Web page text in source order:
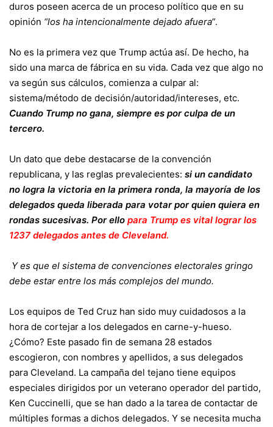
duros poseen acerca de un proceso político que en su
opinión “los ha intencionalmente dejado afuera”.
No es la primera vez que Trump actúa así. De hecho, ha
sido una marca de fábrica en su vida. Cada vez que algo no
va según sus cálculos, comienza a culpar al:
sistema/método de decisión/autoridad/intereses, etc.
Cuando Trump no gana, siempre es por culpa de un
tercero.
Un dato que debe destacarse de la convención
republicana, y las reglas prevalecientes: si un candidato
no logra la victoria en la primera ronda, la mayoría de los
delegados queda liberada para votar por quien quiera en
rondas sucesivas. Por ello para Trump es vital lograr los
1237 delegados antes de Cleveland.
Y es que el sistema de convenciones electorales gringo
debe estar entre los más complejos del mundo.
Los equipos de Ted Cruz han sido muy cuidadosos a la
hora de cortejar a los delegados en carne-y-hueso.
¿Cómo? Este pasado fin de semana 28 estados
escogieron, con nombres y apellidos, a sus delegados
para Cleveland. La campaña del tejano tiene equipos
especiales dirigidos por un veterano operador del partido,
Ken Cuccinelli, que se han dado a la tarea de contactar de
múltiples formas a dichos delegados. Y se necesita mucha